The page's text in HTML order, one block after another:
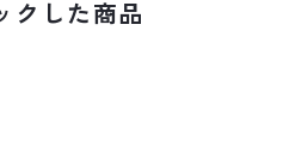
クした商品